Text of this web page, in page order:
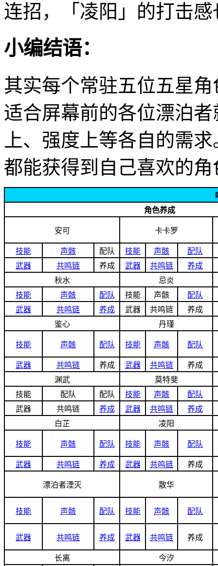
连招，「凌阳」的打击
小编结语：
其实每个常驻五位五星
适合屏幕前的各位漂泊
上、强度上等各自的需
都能获得到自己喜欢的角
角色养成
安可 卡卡罗
技能 声骸 配队 技能 声骸
配队
武器
共鸣链 养成 武器 共鸣链
养成
秋水
忌炎
技能
声骸 配队 技能 声骸
配队
武器
共鸣链 养成 武器 共鸣链
养成
鉴心
丹瑾
技能 声骸 配队 技能 声骸 配队
武器 共鸣链 养成 武器 共鸣链
养成
渊武
莫特斐
技能
配队 配队 技能 声骸
配队
武器
共鸣链 养成 武器 共鸣链
养成
白芷
凌阳
技能 声骸 配队 技能 声骸 配队
武器 共鸣链 养成 武器 共鸣链 养成
漂泊者湮灭 散华
技能 声骸 配队 技能 声骸 配队
武器 共鸣链 养成 武器 共鸣链 养成
长离 今汐